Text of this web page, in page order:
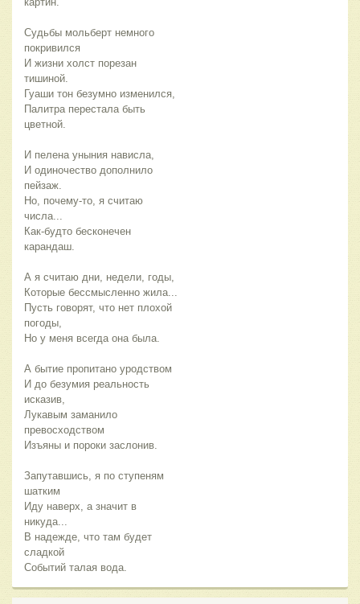
Судьбы мольберт немного
покривился
И жизни холст порезан
тишиной.
Гуаши тон безумно изменился,
Палитра перестала быть
цветной.
И пелена уныния нависла,
И одиночество дополнило
пейзаж.
Но, почему-то, я считаю
числа...
Как-будто бесконечен
карандаш.
А я считаю дни, недели, годы,
Которые бессмысленно жила...
Пусть говорят, что нет плохой
погоды,
Но у меня всегда она была.
А бытие пропитано уродством
И до безумия реальность
исказив,
Лукавым заманило
превосходством
Изъяны и пороки заслонив.
Запутавшись, я по ступеням
шатким
Иду наверх, а значит в
никуда...
В надежде, что там будет
сладкой
Событий талая вода.